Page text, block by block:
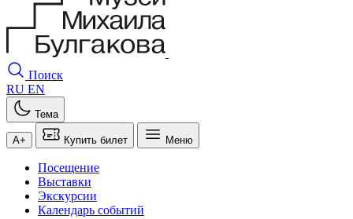
Поиск
RU EN
Тема
A+ Купить билет Меню
Посещение
Выставки
Экскурсии
Календарь событий